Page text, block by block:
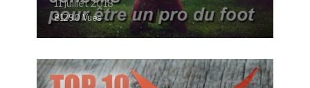
11 juillet 2018
81290 Vues